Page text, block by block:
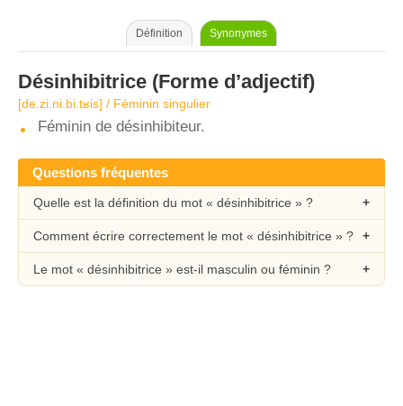
Définition Synonymes
Désinhibitrice (Forme d’adjectif)
[de.zi.ni.bi.tʁis] / Féminin singulier
Féminin de désinhibiteur.
Questions fréquentes
Quelle est la définition du mot « désinhibitrice » ?
Comment écrire correctement le mot « désinhibitrice » ?
Le mot « désinhibitrice » est-il masculin ou féminin ?